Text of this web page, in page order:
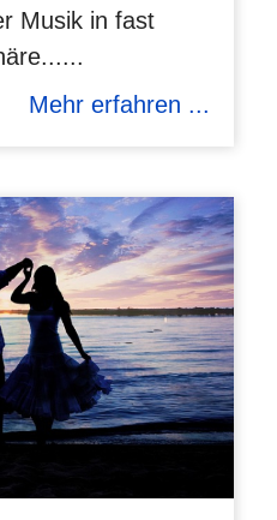
Musik in fast
Mehr erfahren ...